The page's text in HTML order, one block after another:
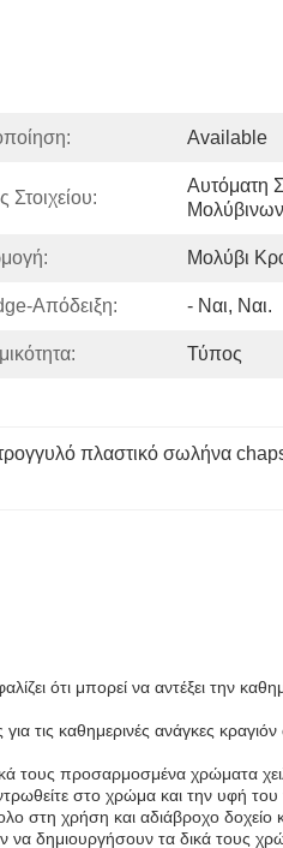
Available
Στοιχείου:
Αυτόματη
Μολύβι
Απόδειξη: - Ναι, Ναι.
Τύπος
πλαστικό σωλήνα
ότι μπορεί να αντέξει την
τις καθημερινές ανάγκες
τους προσαρμοσμένα χρώματα
στο χρώμα και την υφή
στη χρήση και αδιάβροχο δοχείο
δημιουργήσουν τα δικά τους